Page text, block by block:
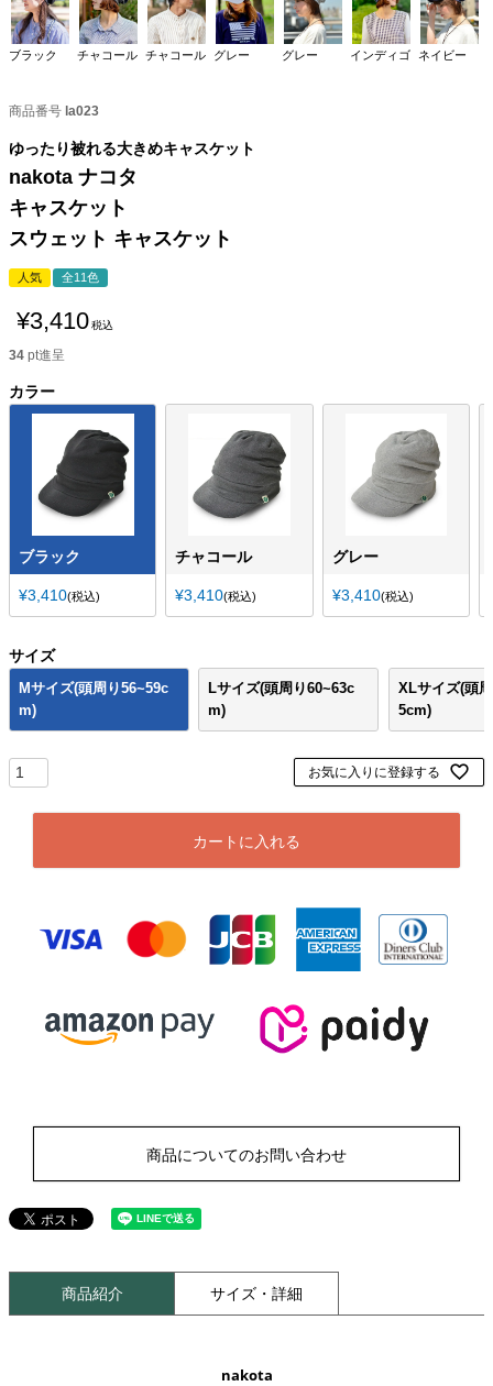
ブラック チャコール チャコール グレー グレー インディゴ ネイビー
商品番号 la023
ゆったり被れる大きめキャスケット
nakota ナコタ
キャスケット
スウェット キャスケット
人気 全11色
¥3,410税込
34 pt進呈
カラー
ブラック
¥3,410 税込
チャコール
¥3,410 税込
グレー
¥3,410 税込
サイズ
Mサイズ(頭周り56~59c
m)
Lサイズ(頭周り60~63c
m)
XLサイズ(頭
5cm)
お気に入りに登録する
カートに入れる
商品についてのお問い合わせ
商品紹介 サイズ・詳細
nakota